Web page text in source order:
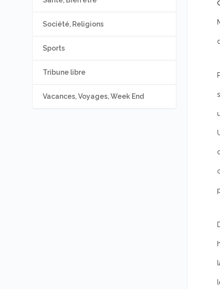
Société, Religions
Sports
Tribune libre
Vacances, Voyages, Week End